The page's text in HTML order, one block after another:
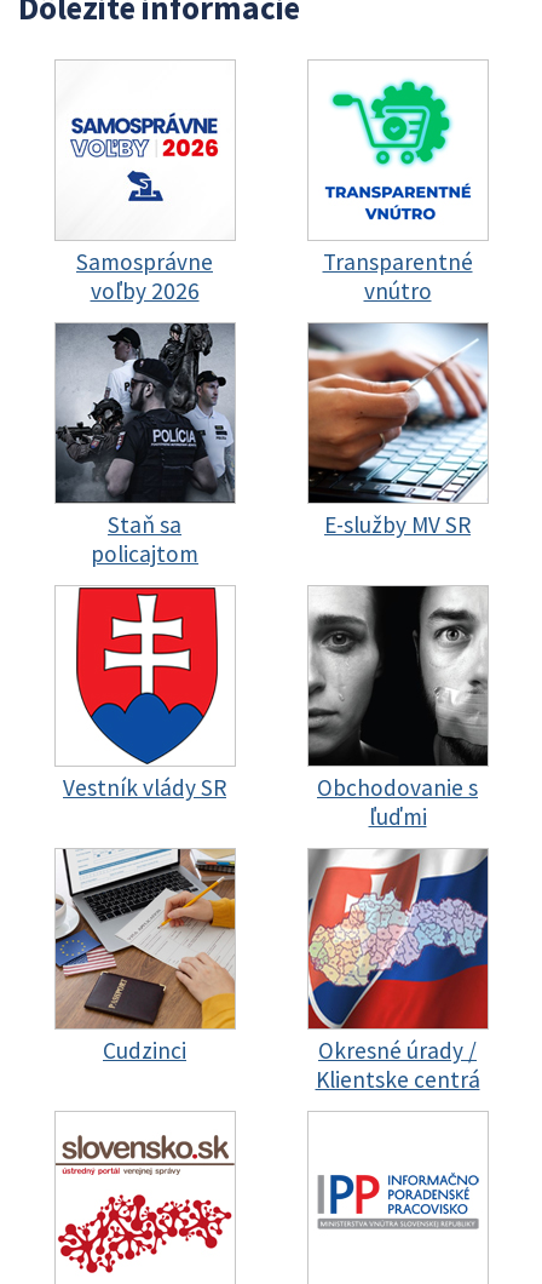
Samosprávne
voľby 2026
Transparentné
vnútro
Staň sa
policajtom
E-služby MV SR
Vestník vlády SR
Obchodovanie s
ľuďmi
Cudzinci
Okresné úrady /
Klientske centrá